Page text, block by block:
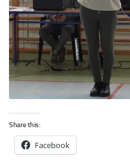
Share this:
Facebook